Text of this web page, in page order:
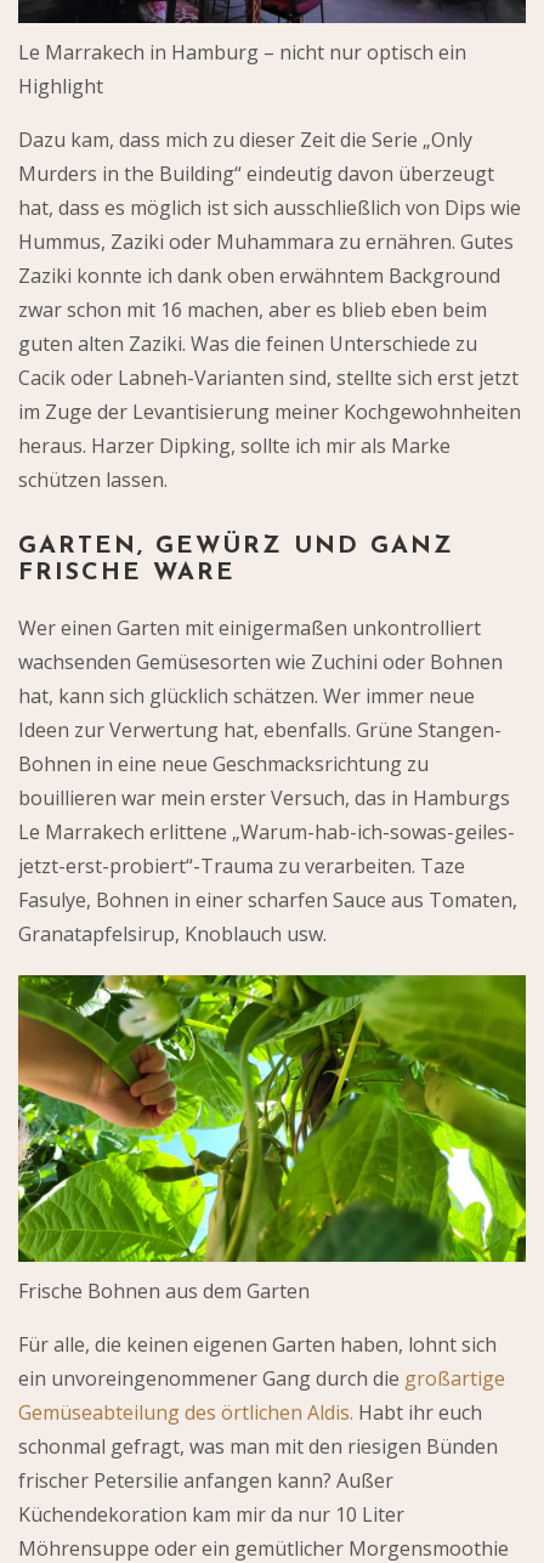
Le Marrakech in Hamburg – nicht nur optisch ein
Highlight
Dazu kam, dass mich zu dieser Zeit die Serie „Only
Murders in the Building“ eindeutig davon überzeugt
hat, dass es möglich ist sich ausschließlich von Dips wie
Hummus, Zaziki oder Muhammara zu ernähren. Gutes
Zaziki konnte ich dank oben erwähntem Background
zwar schon mit 16 machen, aber es blieb eben beim
guten alten Zaziki. Was die feinen Unterschiede zu
Cacik oder Labneh-Varianten sind, stellte sich erst jetzt
im Zuge der Levantisierung meiner Kochgewohnheiten
heraus. Harzer Dipking, sollte ich mir als Marke
schützen lassen.
GARTEN, GEWÜRZ UND GANZ
FRISCHE WARE
Wer einen Garten mit einigermaßen unkontrolliert
wachsenden Gemüsesorten wie Zuchini oder Bohnen
hat, kann sich glücklich schätzen. Wer immer neue
Ideen zur Verwertung hat, ebenfalls. Grüne Stangen-
Bohnen in eine neue Geschmacksrichtung zu
bouillieren war mein erster Versuch, das in Hamburgs
Le Marrakech erlittene „Warum-hab-ich-sowas-geiles-
jetzt-erst-probiert“-Trauma zu verarbeiten. Taze
Fasulye, Bohnen in einer scharfen Sauce aus Tomaten,
Granatapfelsirup, Knoblauch usw.
Frische Bohnen aus dem Garten
Für alle, die keinen eigenen Garten haben, lohnt sich
ein unvoreingenommener Gang durch die großartige
Gemüseabteilung des örtlichen Aldis. Habt ihr euch
schonmal gefragt, was man mit den riesigen Bünden
frischer Petersilie anfangen kann? Außer
Küchendekoration kam mir da nur 10 Liter
Möhrensuppe oder ein gemütlicher Morgensmoothie